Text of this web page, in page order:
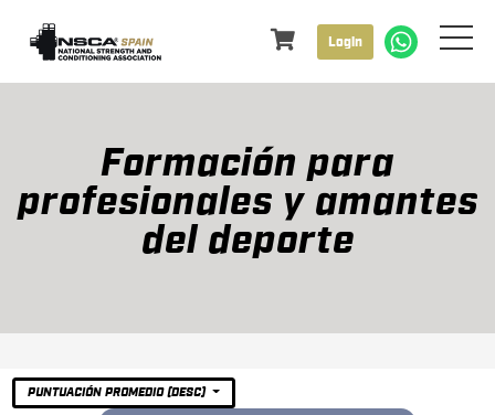
Login
Formación para
profesionales y amantes
del deporte
PUNTUACIÓN PROMEDIO (DESC)